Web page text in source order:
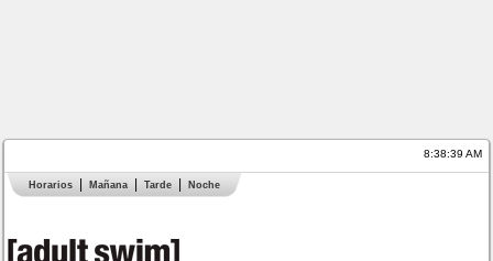
8:38:40 AM
Horarios Mañana Tarde Noche